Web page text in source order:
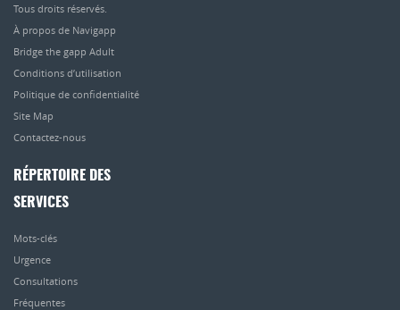
Tous droits réservés.
À propos de Navigapp
Bridge the gapp Adult
Conditions d’utilisation
Politique de confidentialité
Site Map
Contactez-nous
RÉPERTOIRE DES
SERVICES
Mots-clés
Urgence
Consultations
Fréquentes